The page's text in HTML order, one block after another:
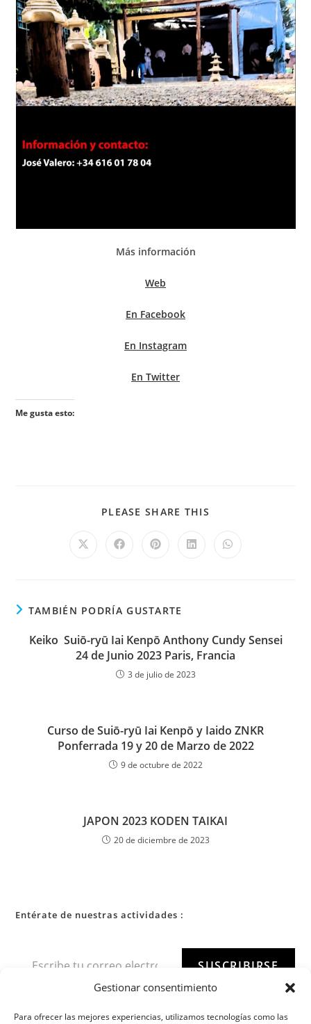
Gestionar consentimiento
Para ofrecer las mejores experiencias, utilizamos tecnologías como las
Más información
Web
En Facebook
En Instagram
En Twitter
Me gusta esto:
PLEASE SHARE THIS
TAMBIÉN PODRÍA GUSTARTE
Keiko Suiō-ryū Iai Kenpō Anthony Cundy Sensei
24 de Junio 2023 Paris, Francia
3 de julio de 2023
Curso de Suiō-ryū Iai Kenpō y Iaido ZNKR
Ponferrada 19 y 20 de Marzo de 2022
9 de octubre de 2022
JAPON 2023 KODEN TAIKAI
20 de diciembre de 2023
Entérate de nuestras actividades :
SUSCRIBIRSE